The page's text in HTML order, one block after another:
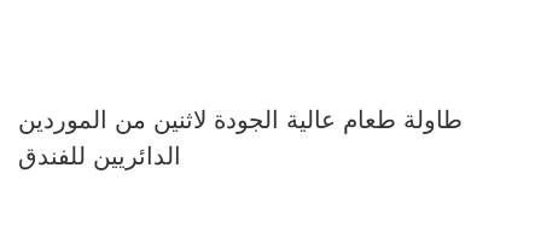
طاولة طعام عالية الجودة لاثنين من الموردين
الدائريين للفندق